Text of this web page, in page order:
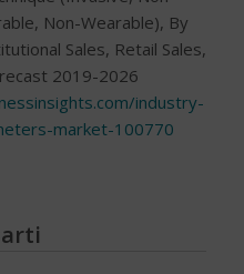
Non-Wearable), By
Sales, Retail Sales,
2019-2026
industry-
market-100770